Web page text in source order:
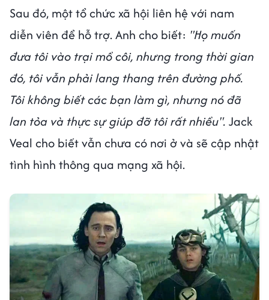
Sau đó, một tổ chức xã hội liên hệ với nam
diễn viên để hỗ trợ. Anh cho biết: "Họ muốn
đưa tôi vào trại mồ côi, nhưng trong thời gian
đó, tôi vẫn phải lang thang trên đường phố.
Tôi không biết các bạn làm gì, nhưng nó đã
lan tỏa và thực sự giúp đỡ tôi rất nhiều". Jack
Veal cho biết vẫn chưa có nơi ở và sẽ cập nhật
tình hình thông qua mạng xã hội.